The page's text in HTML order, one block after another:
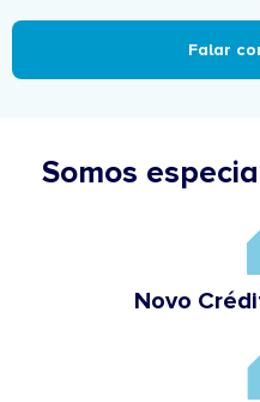
Falar
Somos
Novo